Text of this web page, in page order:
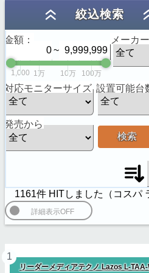
絞込検索
金額：
~
1,000 1万 10万 100万
メーカー
対応モニターサイズ 設置可能台
発売から
検索
1161件 HITしました（ コスパ
1
リーダーメディアテクノ Lazos L-TAA-